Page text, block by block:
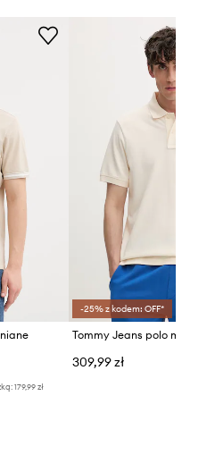
179,99 zł
-25% z kodem: OFF*
309,99 zł